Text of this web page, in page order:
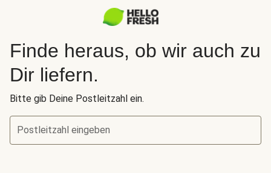
Finde heraus, ob wir auch zu
Dir liefern.
Bitte gib Deine Postleitzahl ein.
Postleitzahl eingeben